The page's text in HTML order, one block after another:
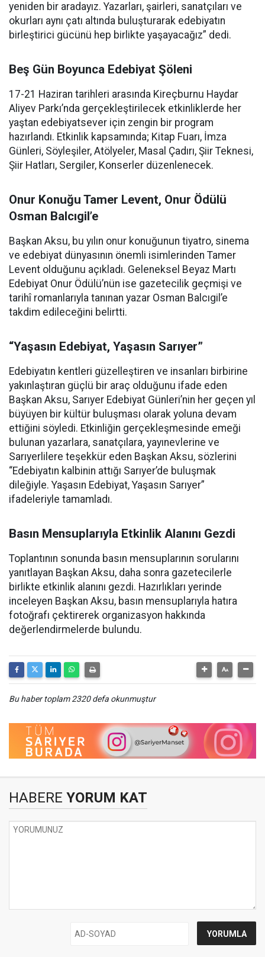
yeniden bir aradayız. Yazarları, şairleri, sanatçıları ve
okurları aynı çatı altında buluşturarak edebiyatın
birleştirici gücünü hep birlikte yaşayacağız” dedi.
Beş Gün Boyunca Edebiyat Şöleni
17-21 Haziran tarihleri arasında Kireçburnu Haydar
Aliyev Parkı’nda gerçekleştirilecek etkinliklerde her
yaştan edebiyatsever için zengin bir program
hazırlandı. Etkinlik kapsamında; Kitap Fuarı, İmza
Günleri, Söyleşiler, Atölyeler, Masal Çadırı, Şiir Teknesi,
Şiir Hatları, Sergiler, Konserler düzenlenecek.
Onur Konuğu Tamer Levent, Onur Ödülü
Osman Balcıgil’e
Başkan Aksu, bu yılın onur konuğunun tiyatro, sinema
ve edebiyat dünyasının önemli isimlerinden Tamer
Levent olduğunu açıkladı. Geleneksel Beyaz Martı
Edebiyat Onur Ödülü’nün ise gazetecilik geçmişi ve
tarihî romanlarıyla tanınan yazar Osman Balcıgil’e
takdim edileceğini belirtti.
“Yaşasın Edebiyat, Yaşasın Sarıyer”
Edebiyatın kentleri güzelleştiren ve insanları birbirine
yakınlaştıran güçlü bir araç olduğunu ifade eden
Başkan Aksu, Sarıyer Edebiyat Günleri’nin her geçen yıl
büyüyen bir kültür buluşması olarak yoluna devam
ettiğini söyledi. Etkinliğin gerçekleşmesinde emeği
bulunan yazarlara, sanatçılara, yayınevlerine ve
Sarıyerlilere teşekkür eden Başkan Aksu, sözlerini
“Edebiyatın kalbinin attığı Sarıyer’de buluşmak
dileğiyle. Yaşasın Edebiyat, Yaşasın Sarıyer”
ifadeleriyle tamamladı.
Basın Mensuplarıyla Etkinlik Alanını Gezdi
Toplantının sonunda basın mensuplarının sorularını
yanıtlayan Başkan Aksu, daha sonra gazetecilerle
birlikte etkinlik alanını gezdi. Hazırlıkları yerinde
inceleyen Başkan Aksu, basın mensuplarıyla hatıra
fotoğrafı çektirerek organizasyon hakkında
değerlendirmelerde bulundu.
Bu haber toplam 2320 defa okunmuştur
HABERE YORUM KAT